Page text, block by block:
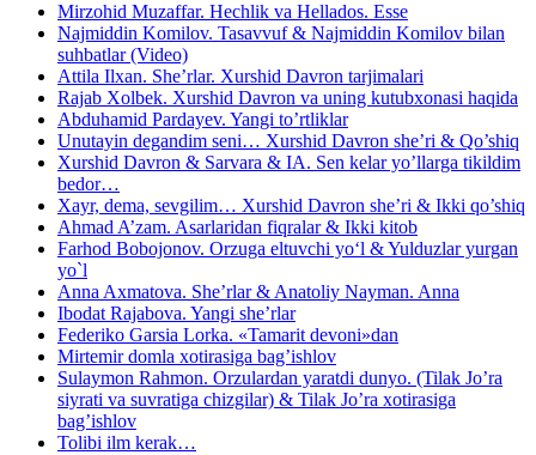
Mirzohid Muzaffar. Hechlik va Hellados. Esse
Najmiddin Komilov. Tasavvuf & Najmiddin Komilov bilan
suhbatlar (Video)
Attila Ilxan. She’rlar. Xurshid Davron tarjimalari
Rajab Xolbek. Xurshid Davron va uning kutubxonasi haqida
Abduhamid Pardayev. Yangi to’rtliklar
Unutayin degandim seni… Xurshid Davron she’ri & Qo’shiq
Xurshid Davron & Sarvara & IA. Sen kelar yo’llarga tikildim
bedor…
Xayr, dema, sevgilim… Xurshid Davron she’ri & Ikki qo’shiq
Ahmad A’zam. Asarlaridan fiqralar & Ikki kitob
Farhod Bobojonov. Orzuga eltuvchi yo‘l & Yulduzlar yurgan
yo`l
Anna Axmatova. She’rlar & Anatoliy Nayman. Anna
Ibodat Rajabova. Yangi she’rlar
Federiko Garsia Lorka. «Tamarit devoni»dan
Mirtemir domla xotirasiga bag’ishlov
Sulaymon Rahmon. Orzulardan yaratdi dunyo. (Tilak Jo’ra
siyrati va suvratiga chizgilar) & Tilak Jo’ra xotirasiga
bag’ishlov
Tolibi ilm kerak…